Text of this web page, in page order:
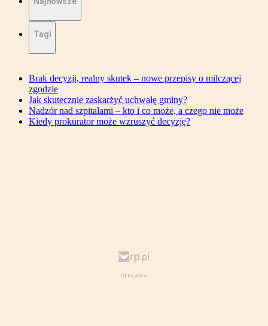
Tagi
Brak decyzji, realny skutek – nowe przepisy o milczącej
zgodzie
Jak skutecznie zaskarżyć uchwałę gminy?
Nadzór nad szpitalami – kto i co może, a czego nie może
Kiedy prokurator może wzruszyć decyzję?